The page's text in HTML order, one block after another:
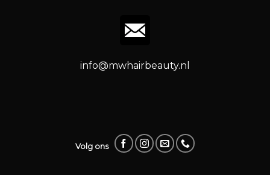
info@mwhairbeauty.nl
Volg ons